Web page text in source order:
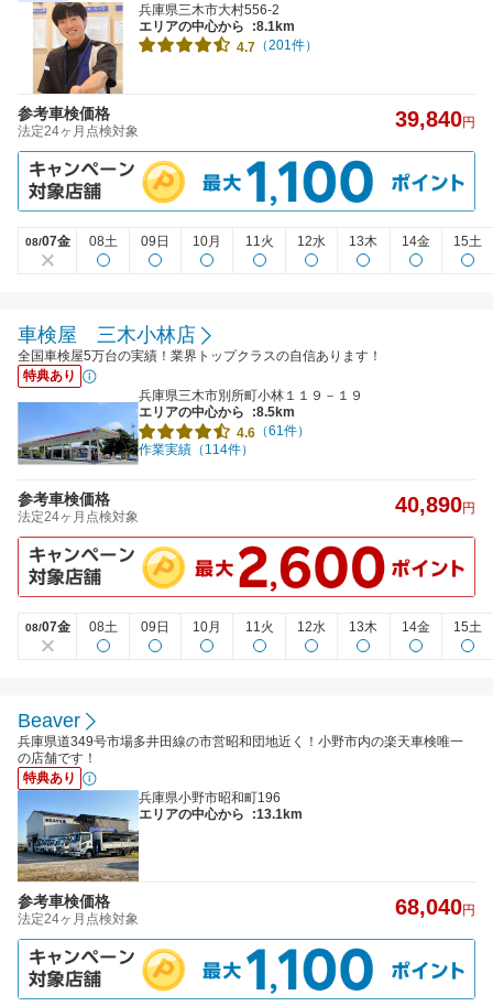
兵庫県三木市大村556-2
エリアの中心から
:8.1km
4.7 （201件）
参考車検価格
法定24ヶ月点検対象 39,840円
08/07金 08土 09日 10月 11火 12水 13木 14金 15土
車検屋 三木小林店
全国車検屋5万台の実績！業界トップクラスの自信あります！
特典あり
兵庫県三木市別所町小林１１９－１９
エリアの中心から
:8.5km
4.6 （61件）
作業実績（114件）
参考車検価格
法定24ヶ月点検対象 40,890円
08/07金 08土 09日 10月 11火 12水 13木 14金 15土
Beaver
兵庫県道349号市場多井田線の市営昭和団地近く！小野市内の楽天車検唯一
の店舗です！
特典あり
兵庫県小野市昭和町196
エリアの中心から
:13.1km
参考車検価格
法定24ヶ月点検対象 68,040円